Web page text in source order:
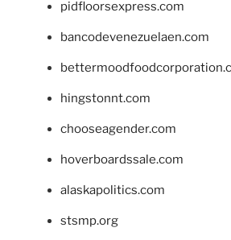
pidfloorsexpress.com
bancodevenezuelaen.com
hingstonnt.com
chooseagender.com
hoverboardssale.com
alaskapolitics.com
stsmp.org